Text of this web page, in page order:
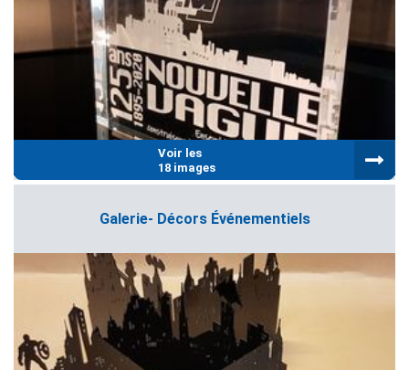
Voir les
18 images
Galerie- Décors Événementiels